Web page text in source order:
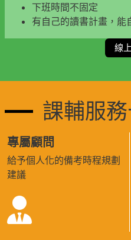
下班時間不固定
有自己的讀書計畫，能
線
課輔服
專屬顧問
給予個人化的備考時程規劃
建議